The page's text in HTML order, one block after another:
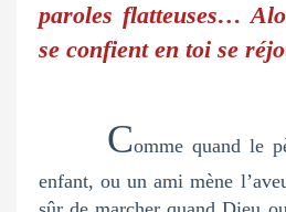
paroles flatteuses…
se confient en toi se
Comme quand le
enfant, ou un ami mène